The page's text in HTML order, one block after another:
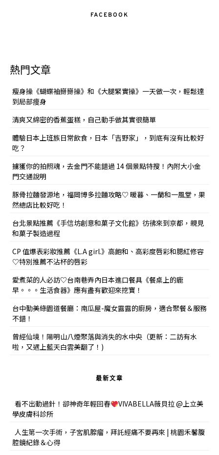
FACEBOOK
熱門文章
瘦身操《蝴蝶袖掰掰操》和《大腿緊實操》一天做一次，輕鬆達
到局部痩身
清爽又綿密的香蕉蛋糕，自己動手做其實很簡單
體驗日本上班族日常飲食，日本「吉野家」，到底有沒有比較好
吃？
擄獲你的拍照魂，去金門不能錯過 14 個景點特搜！內附大小金
門交通說明
豚骨拉麵發源地，福岡博多拉麵攻略♡ 暖暮、一蘭和一風堂，果
然總店比較好吃！
台北景點推薦《手信坊創意和菓子文化館》彷彿來到京都，親見
和菓子製造過程
CP 值爆表彩妝推薦《L.A girl.》高飽和、高彩度唇彩和腮紅修容
♡特別推薦不沾杯的唇彩
愛煮菜的人必訪♡台南巷弄內日本進口餐具《餐桌上的鹿
早。。。生活食器》應有盡有歡迎來挖寶！
台中勤美綠園道餐廳：南瓜屋-魔女露露的廚房，適合聚餐＆服務
不錯！
曾經仙境！陽明山八煙聚落與消失的水中央（更新：二訪有水
啦，又遇上藍天白雲美翻了！)
最新文章
看不出動過針！卻神奇年輕回春
VIVABELLA薇貝拉 @上立美
學皮膚科診所
人生第一次手術，子宮肌腺瘤，拜託經痛不要再來 | 桃園禾馨腹
腔鏡紀錄＆心得